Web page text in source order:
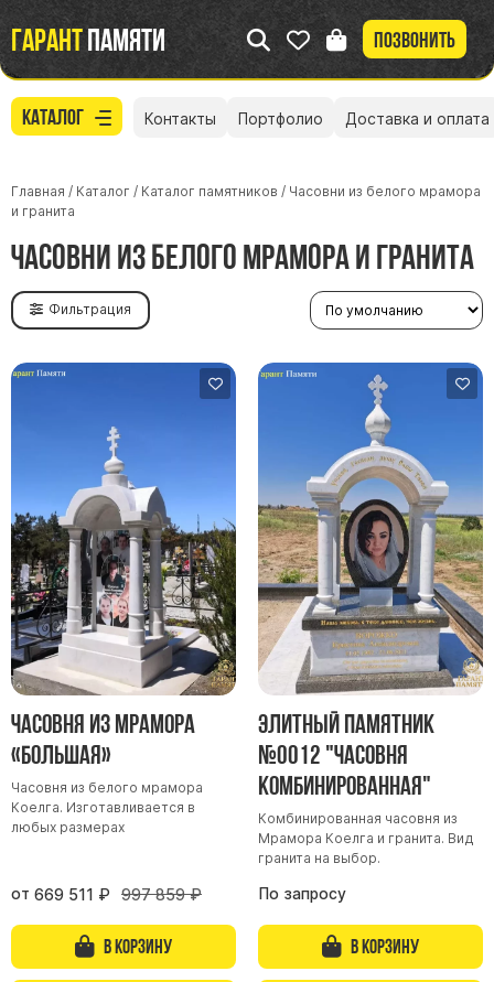
Гарантпамяти Позвонить
Каталог
Участникам СВО
Памятники из гранита
Памятники из мрамора
Элитные памятники
Резные памятники
Мемориальные комплексы
Памятники с полноформатным фото
Склеп
Cкульптуры ангел
Детские памятники
Памятники Мусульманские
Памятники Армянские
Европейские памятники
Памятники "Клипарт"
Семейные памятники ( памятники на двоих )
Контакты Портфолио Доставка и оплата
Главная / Каталог / Каталог памятников / Часовни из белого мрамора
и гранита
Часовни из белого мрамора и гранита
Фильтрация
Часовня из мрамора
«Большая»
Часовня из белого мрамора
Коелга. Изготавливается в
любых размерах
от 669 511 ₽ 997 859 ₽
В корзину
Элитный памятник
№0012 "Часовня
комбинированная"
Комбинированная часовня из
Мрамора Коелга и гранита. Вид
гранита на выбор.
По запросу
В корзину